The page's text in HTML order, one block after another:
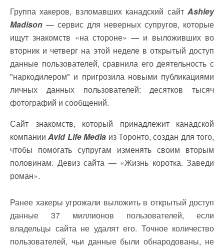
Группа хакеров, взломавших канадский сайт Ashley
Madison — сервис для неверных супругов, которые
ищут знакомств «на стороне» — и выложивших во
вторник и четверг на этой неделе в открытый доступ
данные пользователей, сравнила его деятельность с
"наркодилером" и пригрозила новыми публикациями
личных данных пользователей: десятков тысяч
фотографий и сообщений.
Сайт знакомств, который принадлежит канадской
компанииAvid Life Media из Торонто, создан для того,
чтобы помогать супругам изменять своим вторым
половинам. Девиз сайта — «Жизнь коротка. Заведи
роман».
Ранее хакеры угрожали выложить в открытый доступ
данные 37 миллионов пользователей, если
владельцы сайта не удалят его. Точное количество
пользователей, чьи данные были обнародованы, не